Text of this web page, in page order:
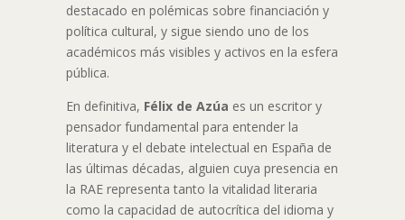
destacado en polémicas sobre financiación y
política cultural, y sigue siendo uno de los
académicos más visibles y activos en la esfera
pública.
En definitiva, Félix de Azúa es un escritor y
pensador fundamental para entender la
literatura y el debate intelectual en España de
las últimas décadas, alguien cuya presencia en
la RAE representa tanto la vitalidad literaria
como la capacidad de autocrítica del idioma y